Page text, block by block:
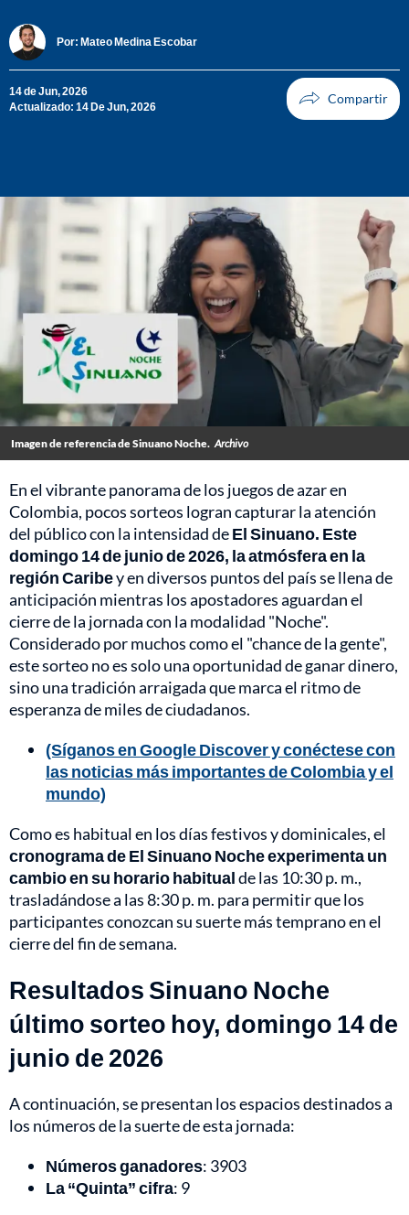
Por: Mateo Medina Escobar
14 de Jun, 2026
Actualizado: 14 De Jun, 2026
Imagen de referencia de Sinuano Noche. Archivo
En el vibrante panorama de los juegos de azar en
Colombia, pocos sorteos logran capturar la atención
del público con la intensidad deEl Sinuano. Este
domingo 14 de junio de 2026, la atmósfera en la
región Caribey en diversos puntos del país se llena de
anticipación mientras los apostadores aguardan el
cierre de la jornada con la modalidad "Noche".
Considerado por muchos como el "chance de la gente",
este sorteo no es solo una oportunidad de ganar dinero,
sino una tradición arraigada que marca el ritmo de
esperanza de miles de ciudadanos.
(Síganos en Google Discover y conéctese con
las noticias más importantes de Colombia y el
mundo)
Como es habitual en los días festivos y dominicales, el
cronograma de El Sinuano Noche experimenta un
cambio en su horario habitualde las 10:30 p. m.,
trasladándose a las 8:30 p. m. para permitir que los
participantes conozcan su suerte más temprano en el
cierre del fin de semana.
Resultados Sinuano Noche
último sorteo hoy, domingo 14 de
junio de 2026
A continuación, se presentan los espacios destinados a
los números de la suerte de esta jornada:
Números ganadores: 3903
La “Quinta” cifra: 9